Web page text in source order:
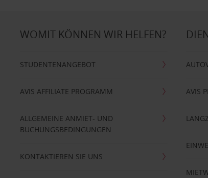
WOMIT KÖNNEN WIR HELFEN?
STUDENTENANGEBOT
AVIS AFFILIATE PROGRAMM
ALLGEMEINE ANMIET- UND
BUCHUNGSBEDINGUNGEN
KONTAKTIEREN SIE UNS
AVIS